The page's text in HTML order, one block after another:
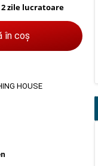
zile lucratoare
în coș
HOUSE